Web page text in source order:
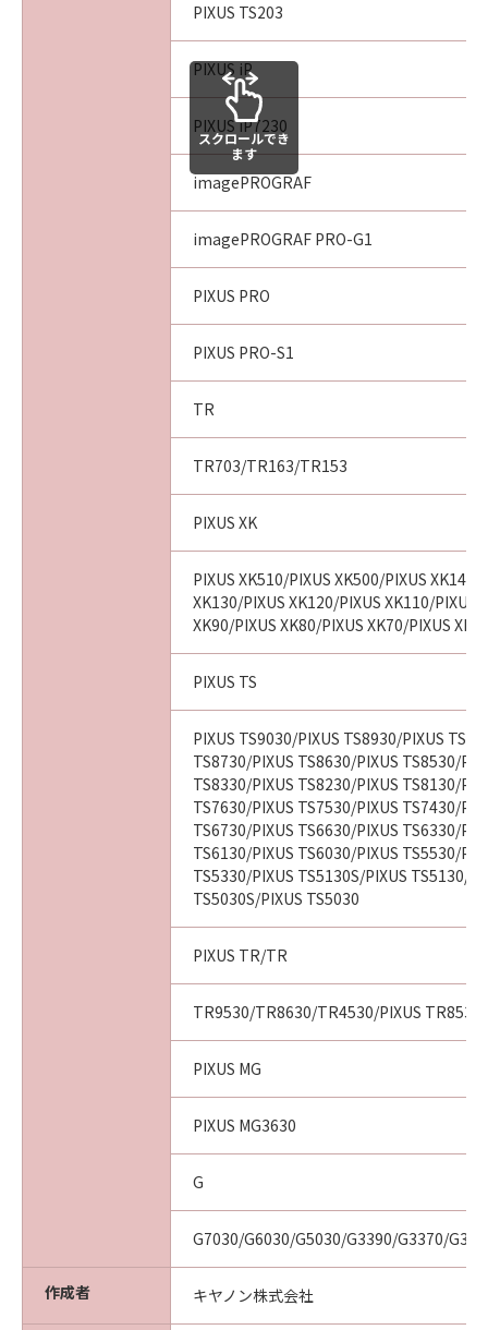
PIXUS TS203
PIXUS iP
PIXUS iP7230
imagePROGRAF
imagePROGRAF PRO-G1
PIXUS PRO
PIXUS PRO-S1
TR
TR703/TR163/TR153
PIXUS XK
PIXUS XK510/PIXUS XK500/PIXUS XK140/
XK130/PIXUS XK120/PIXUS XK110/PIXUS
XK90/PIXUS XK80/PIXUS XK70/PIXUS
PIXUS TS
PIXUS TS9030/PIXUS TS8930/PIXUS
TS8730/PIXUS TS8630/PIXUS TS8530/
TS8330/PIXUS TS8230/PIXUS TS8130/
TS7630/PIXUS TS7530/PIXUS TS7430/
TS6730/PIXUS TS6630/PIXUS TS6330/
TS6130/PIXUS TS6030/PIXUS TS5530/
TS5330/PIXUS TS5130S/PIXUS TS5130/
TS5030S/PIXUS TS5030
PIXUS TR/TR
TR9530/TR8630/TR4530/PIXUS
PIXUS MG
PIXUS MG3630
G
G7030/G6030/G5030/G3390/G3370/
作成者 キヤノン株式会社
スクロールでき
ます